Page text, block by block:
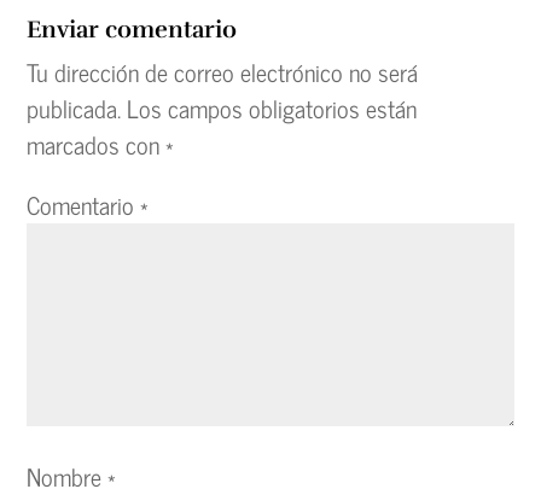
Enviar comentario
Tu dirección de correo electrónico no será
publicada.Los campos obligatorios están
marcados con*
Comentario*
Nombre*